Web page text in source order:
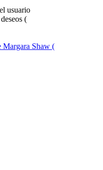
(
(